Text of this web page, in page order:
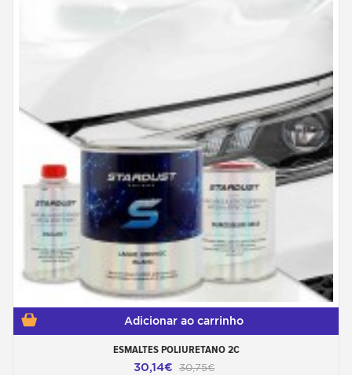
Adicionar ao carrinho
ESMALTES POLIURETANO 2C
30,14€ 30,75€